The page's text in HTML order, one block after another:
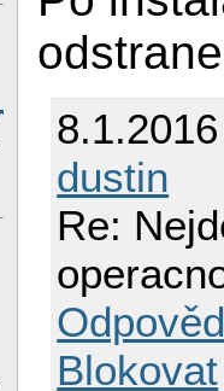
dustin
Re:
Blokovat